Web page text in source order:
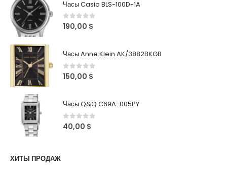
Часы Casio BLS-100D-1A
0out of 5
190,00 $
Часы Anne Klein AK/3882BKGB
0out of 5
150,00 $
Часы Q&Q C69A-005PY
0 out of 5
40,00 $
ХИТЫ ПРОДАЖ